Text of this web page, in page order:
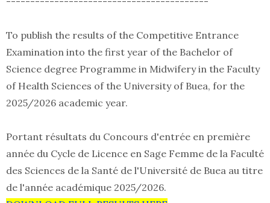
To publish the results of the Competitive Entrance
Examination into the first year of the Bachelor of
Science degree Programme in Midwifery in the Faculty
of Health Sciences of the University of Buea, for the
2025/2026 academic year.
Portant résultats du Concours d'entrée en première
année du Cycle de Licence en Sage Femme de la Faculté
des Sciences de la Santé de l'Université de Buea au titre
de l'année académique 2025/2026.